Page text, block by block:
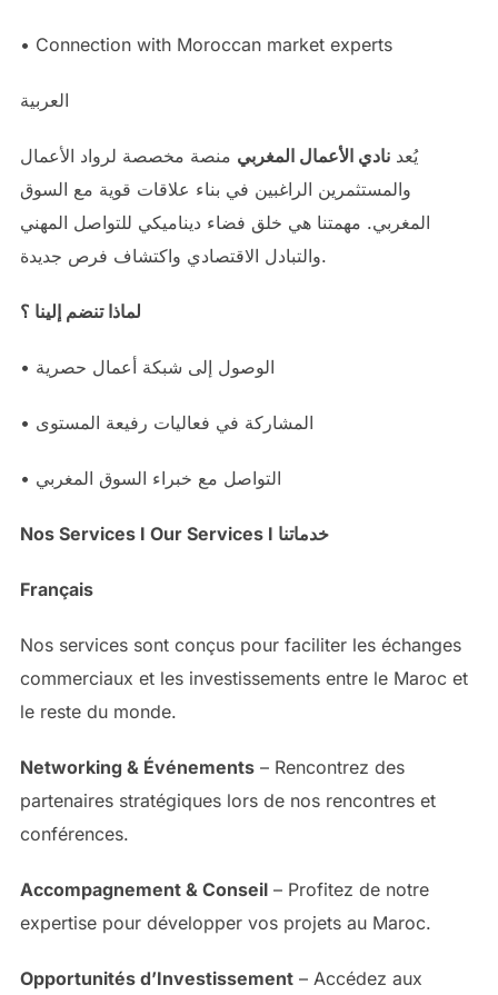
• Connection with Moroccan market experts
العربية
يُعدنادي الأعمال المغربي منصة مخصصة لرواد الأعمال
والمستثمرين الراغبين في بناء علاقات قوية مع السوق
المغربي. مهمتنا هي خلق فضاء ديناميكي للتواصل المهني
والتبادل الاقتصادي واكتشاف فرص جديدة.
لماذا تنضم إلينا ؟
• الوصول إلى شبكة أعمال حصرية
• المشاركة في فعاليات رفيعة المستوى
• التواصل مع خبراء السوق المغربي
Nos Services I Our Services I خدماتنا
Français
Nos services sont conçus pour faciliter les échanges
commerciaux et les investissements entre le Maroc et
le reste du monde.
Networking & Événements– Rencontrez des
partenaires stratégiques lors de nos rencontres et
conférences.
Accompagnement & Conseil– Profitez de notre
expertise pour développer vos projets au Maroc.
Opportunités d’Investissement– Accédez aux